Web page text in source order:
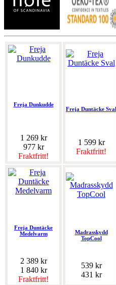
Freja Dunkudde
1 269 kr
977 kr
Fraktfritt!
Freja Duntäcke Sval
1 599 kr
Fraktfritt!
Freja Duntäcke
Medelvarm
2 389 kr
1 840 kr
Fraktfritt!
Madrasskydd
TopCool
539 kr
431 kr